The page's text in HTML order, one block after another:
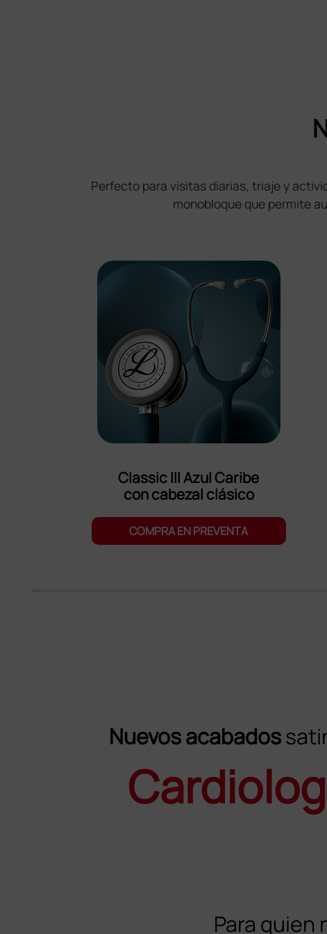
Perfecto para visitas diarias, triaje y
monobloque que permite
Classic III Azul Caribe
con cabezal clásico
COMPRA EN PREVENTA
Nuevos acabados
Para quien